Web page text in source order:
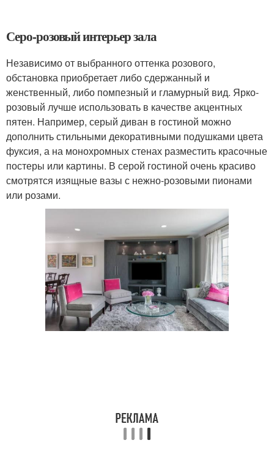
Серо-розовый интерьер зала
Независимо от выбранного оттенка розового,
обстановка приобретает либо сдержанный и
женственный, либо помпезный и гламурный вид. Ярко-
розовый лучше использовать в качестве акцентных
пятен. Например, серый диван в гостиной можно
дополнить стильными декоративными подушками цвета
фуксия, а на монохромных стенах разместить красочные
постеры или картины. В серой гостиной очень красиво
смотрятся изящные вазы с нежно-розовыми пионами
или розами.